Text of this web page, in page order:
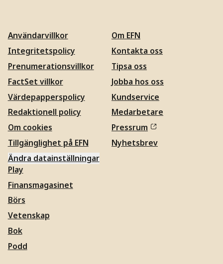
Användarvillkor
Integritetspolicy
Prenumerationsvillkor
FactSet villkor
Värdepapperspolicy
Redaktionell policy
Om cookies
Tillgänglighet på EFN
Ändra datainställningar
Om EFN
Kontakta oss
Tipsa oss
Jobba hos oss
Kundservice
Medarbetare
Pressrum
Nyhetsbrev
Play
Finansmagasinet
Börs
Vetenskap
Bok
Podd